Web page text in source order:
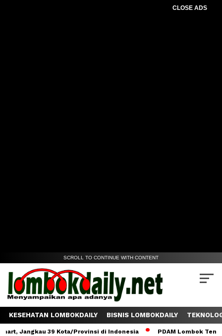
CLOSE ADS
SCROLL TO CONTINUE WITH CONTENT
KESEHATAN LOMBOKDAILY BISNIS LOMBOKDAILY
39 Kota/Provinsi di Indonesia PDAM Lombok Tengah